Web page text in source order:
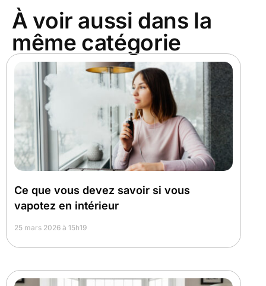
À voir aussi dans la
même catégorie
Ce que vous devez savoir si vous
vapotez en intérieur
25 mars 2026 à 15h19